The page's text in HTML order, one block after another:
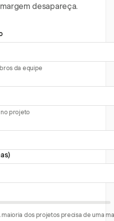
desapareça.
da equipe
no projeto
dos projetos precisa de uma